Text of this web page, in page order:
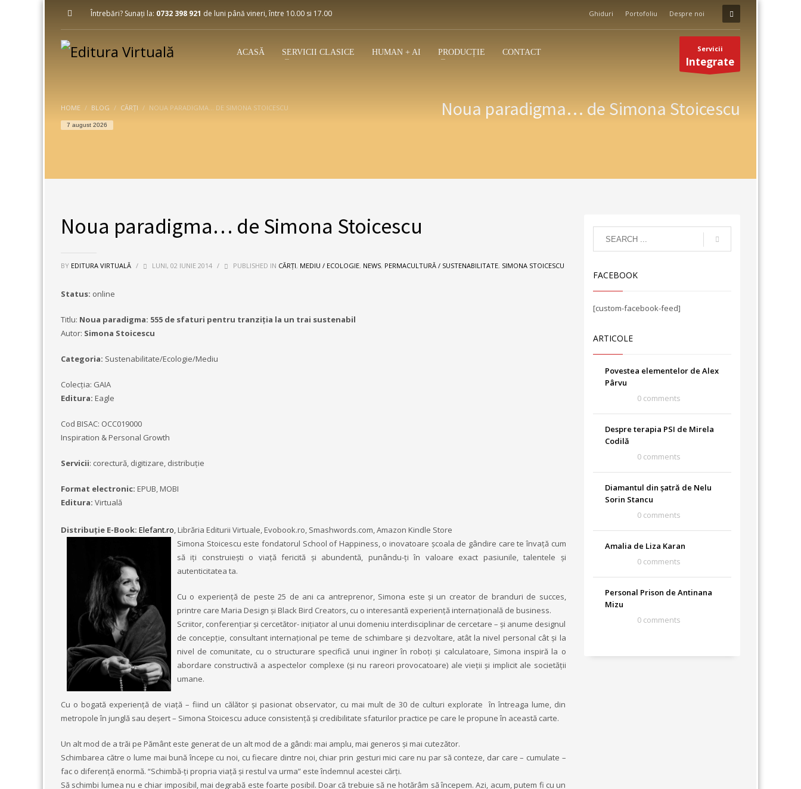
Întrebări? Sunați la: 0732 398 921 de luni până vineri, între 10.00 si 17.00 Ghiduri Portofoliu Despre noi
ACASĂ SERVICII CLASICE HUMAN + AI PRODUCȚIE CONTACT Servicii
Integrate
HOME BLOG CĂRȚI NOUA PARADIGMA… DE SIMONA STOICESCU
7 august 2026
Noua paradigma… de Simona Stoicescu
Noua paradigma… de Simona Stoicescu
BY EDITURA VIRTUALĂ / LUNI, 02 IUNIE 2014 / PUBLISHED IN CĂRȚI, MEDIU / ECOLOGIE, NEWS, PERMACULTURĂ / SUSTENABILITATE, SIMONA STOICESCU
Status: online
Titlu: Noua paradigma: 555 de sfaturi pentru tranziția la un trai sustenabil
Autor: Simona Stoicescu
Categoria: Sustenabilitate/Ecologie/Mediu
Colecţia: GAIA
Editura: Eagle
Cod BISAC: OCC019000
Inspiration & Personal Growth
Servicii: corectură, digitizare, distribuţie
Format electronic: EPUB, MOBI
Editura: Virtuală
Distribuție E-Book: Elefant.ro, Librăria Editurii Virtuale, Evobook.ro, Smashwords.com, Amazon Kindle Store
Simona Stoicescu este fondatorul School of Happiness, o inovatoare școala de gândire care te învață cum
să iți construiești o viață fericită și abundentă, punându-ți în valoare exact pasiunile, talentele şi
autenticitatea ta.
Cu o experiență de peste 25 de ani ca antreprenor, Simona este şi un creator de branduri de succes,
printre care Maria Design şi Black Bird Creators, cu o interesantă experiență internațională de business.
Scriitor, conferențiar şi cercetător- inițiator al unui domeniu interdisciplinar de cercetare – și anume designul
de concepție, consultant internațional pe teme de schimbare şi dezvoltare, atât la nivel personal cât și la
nivel de comunitate, cu o structurare specifică unui inginer în roboți şi calculatoare, Simona inspiră la o
abordare constructivă a aspectelor complexe (şi nu rareori provocatoare) ale vieţii şi implicit ale societății
umane.
Cu o bogată experiență de viață – fiind un călător şi pasionat observator, cu mai mult de 30 de culturi explorate în întreaga lume, din
metropole în junglă sau deşert – Simona Stoicescu aduce consistență şi credibilitate sfaturilor practice pe care le propune în această carte.
Un alt mod de a trăi pe Pământ este generat de un alt mod de a gândi: mai amplu, mai generos şi mai cutezător.
Schimbarea către o lume mai bună începe cu noi, cu fiecare dintre noi, chiar prin gesturi mici care nu par să conteze, dar care – cumulate –
fac o diferență enormă. “Schimbă-ţi propria viaţă şi restul va urma” este îndemnul acestei cărţi.
Să schimbi lumea nu e chiar imposibil, mai degrabă este foarte posibil. Doar că trebuie să ne hotărâm să începem. Azi, acum, putem fi cu un
FACEBOOK
[custom-facebook-feed]
ARTICOLE
Povestea elementelor de Alex
Pârvu
0 comments
Despre terapia PSI de Mirela
Codilă
0 comments
Diamantul din șatră de Nelu
Sorin Stancu
0 comments
Amalia de Liza Karan
0 comments
Personal Prison de Antinana
Mizu
0 comments